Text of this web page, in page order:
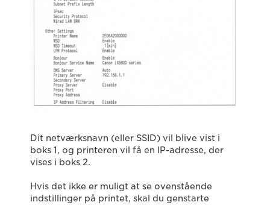
Dit netværksnavn (eller SSID) vil blive vist i
boks 1, og printeren vil få en IP-adresse, der
vises i boks 2.
Hvis det ikke er muligt at se ovenstående
indstillinger på printet, skal du genstarte